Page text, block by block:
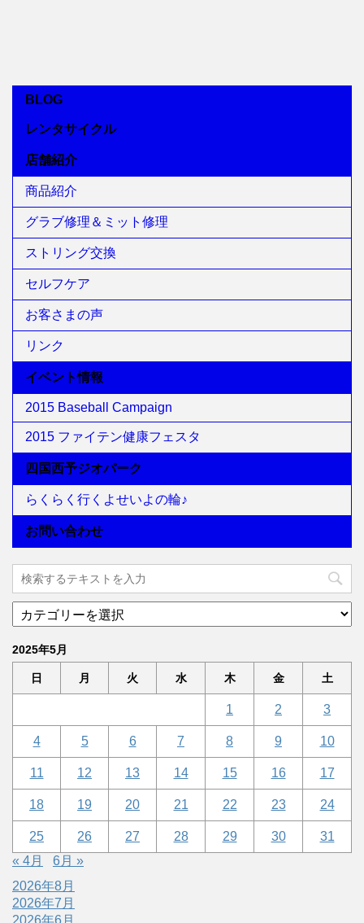
BLOG
レンタサイクル
店舗紹介
商品紹介
グラブ修理＆ミット修理
ストリング交換
セルフケア
お客さまの声
リンク
イベント情報
2015 Baseball Campaign
2015 ファイテン健康フェスタ
四国西予ジオパーク
らくらく行くよせいよの輪♪
お問い合わせ
2025年5月
日 月 火 水 木 金 土
1 2 3
4 5 6 7 8 9 10
11 12 13 14 15 16 17
18 19 20 21 22 23 24
25 26 27 28 29 30
31
« 4月
6月 »
2026年8月
2026年7月